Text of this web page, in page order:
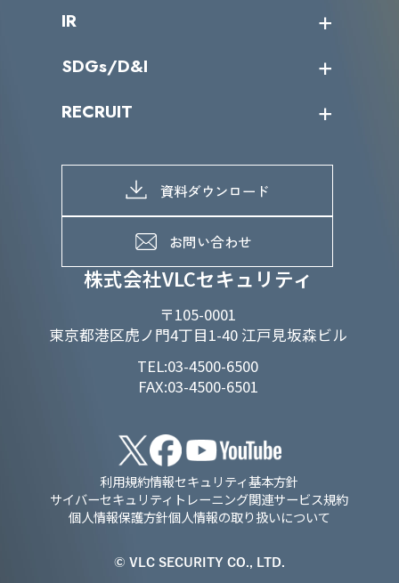
株式会社VLCセキュリティ
〒105-0001
東京都港区虎ノ門4丁目1-40 江戸見坂森ビル
TEL:03-4500-6500
FAX:03-4500-6501
パートナー企業一覧
カテゴリー別サービス一覧
IR
IRカレンダー
IRライブラリー
よくあるご質問
SDGs/D&I
当グループのマテリアリティ
SDGs推進体制
D&Iの取り組み
RECRUIT
募集職種一覧
メッセージ
メンバーインタビュー
資料ダウンロード
お問い合わせ
利用規約情報セキュリティ基本方針
サイバーセキュリティトレーニング関連サービス規約
個人情報保護方針個人情報の取り扱いについて
© VLC SECURITY CO., LTD.